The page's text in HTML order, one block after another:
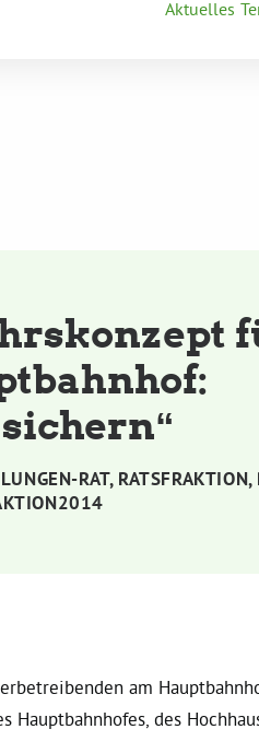
Aktuelles
RAT, RATSFRAKTION,
am
Hauptbahnhofes, des